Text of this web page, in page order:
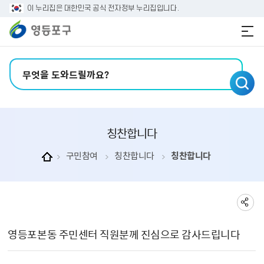
본문 바로가기
주메뉴 바로가기
이 누리집은 대한민국 공식 전자정부 누리집입니다.
칭찬합니다
구민참여 칭찬합니다 칭찬합니다
영등포본동 주민센터 직원분께 진심으로 감사드립니다